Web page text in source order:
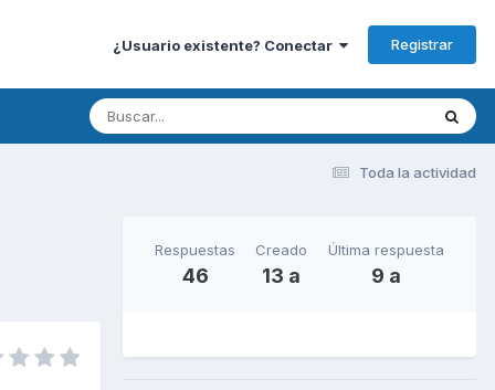
¿Usuario existente? Conectar Registrar
Toda la actividad
Respuestas
46
Creado
13 a
Última respuesta
9 a